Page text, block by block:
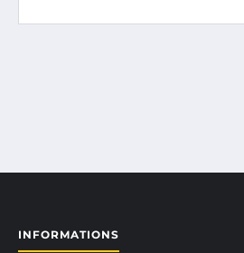
INFORMATIONS